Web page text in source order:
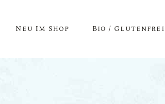
Neu Im Shop Bio /